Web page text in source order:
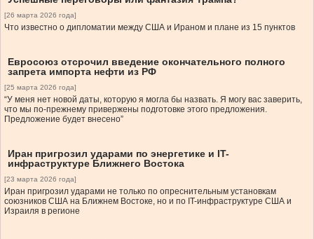
[26 марта 2026 года]
Что известно о дипломатии между США и Ираном и плане из 15 пунктов
Евросоюз отсрочил введение окончательного полного
запрета импорта нефти из РФ
[25 марта 2026 года]
“У меня нет новой даты, которую я могла бы назвать. Я могу вас заверить,
что мы по-прежнему привержены подготовке этого предложения.
Предложение будет внесено”
Иран пригрозил ударами по энергетике и IT-
инфраструктуре Ближнего Востока
[23 марта 2026 года]
Иран пригрозил ударами не только по опреснительным установкам
союзников США на Ближнем Востоке, но и по IT-инфраструктуре США и
Израиля в регионе